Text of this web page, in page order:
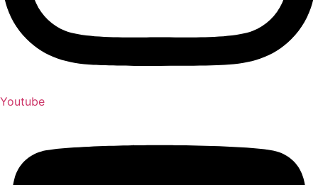
Youtube